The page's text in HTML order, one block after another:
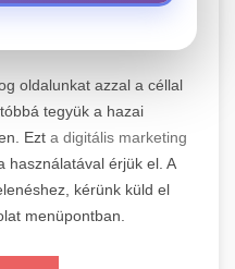
+
roller javítási és
Szakértő
szervízt nyújtanak
és modellhez.
Látogatása
+
szolgáltatások,
média kezelést és
oldalunkat azzal a céllal
tegyük a hazai
Ezt a digitális marketing
használatával érjük el. A
kérünk küld el
menüpontban.